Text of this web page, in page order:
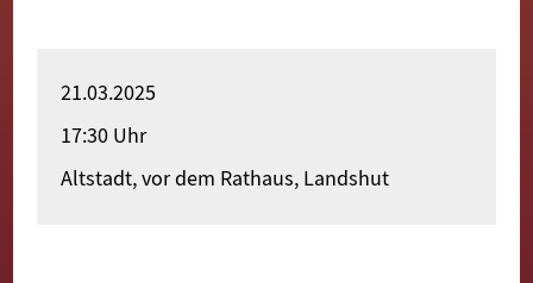
Pari Yehak
21.03.2025
17:30 Uhr
Altstadt, vor dem Rathaus, Landshut